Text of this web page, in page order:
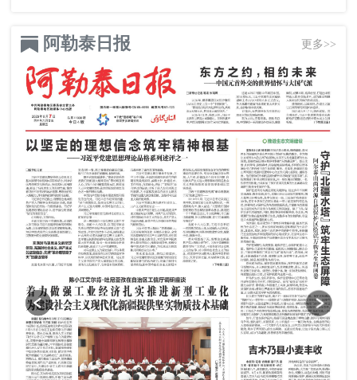
阿勒泰日报 更多>>